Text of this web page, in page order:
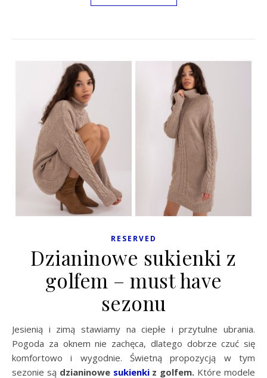
RESERVED
Dzianinowe sukienki z
golfem – must have
sezonu
Jesienią i zimą stawiamy na ciepłe i przytulne ubrania.
Pogoda za oknem nie zachęca, dlatego dobrze czuć się
komfortowo i wygodnie. Świetną propozycją w tym
sezonie są dzianinowe sukienkiz golfem. Które modele